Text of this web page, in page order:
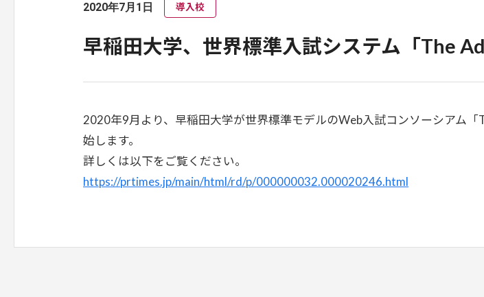
2020年7月1日 導入校
早稲田大学、世界標準入試システム「The
2020年9月より、早稲田大学が世界標準モデルのWeb入試コンソーシアム
始します。
詳しくは以下をご覧ください。
https://prtimes.jp/main/html/rd/p/000000032.000020246.html